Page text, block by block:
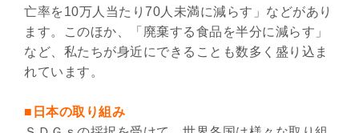
亡率を10万人当たり70人未満に減らす」などがあり
ます。このほか、「廃棄する食品を半分に減らす」
など、私たちが身近にできることも数多く盛り込ま
れています。
■日本の取り組み